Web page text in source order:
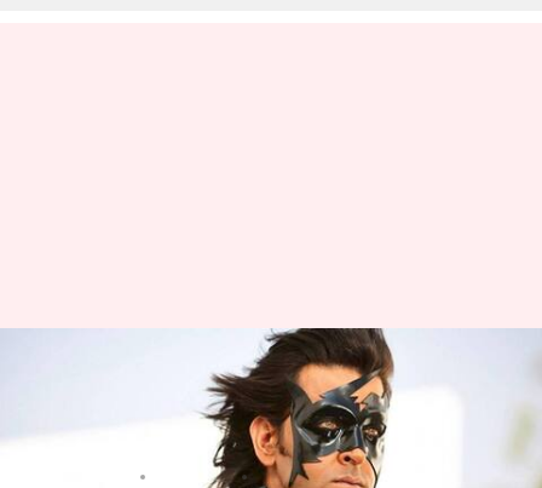
'कृष 4' में सुपरहीरो और सुपरविलेन,
दोनों का किरदार निभाएंगे ऋतिक
रोशन- रिपोर्ट
Jan 14, 2021 02:01 pm